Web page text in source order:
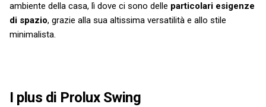
ambiente della casa, lì dove ci sono delle particolari esigenze
di spazio, grazie alla sua altissima versatilità e allo stile
minimalista.
I plus di Prolux Swing